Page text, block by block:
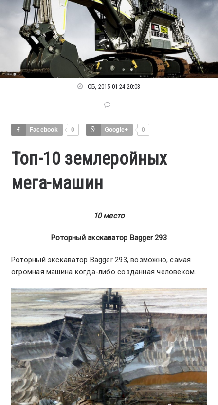
СБ, 2015-01-24 20:03
Facebook 0 Google+ 0
Топ-10 землеройных
мега-машин
10 место
Роторный экскаватор Bagger 293
Роторный экскаватор Bagger 293, возможно, самая
огромная машина когда-либо созданная человеком.